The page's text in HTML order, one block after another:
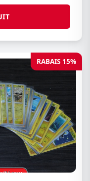
RABAIS 15%